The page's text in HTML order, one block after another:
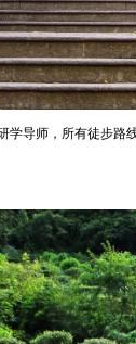
学导师，所有徒步路